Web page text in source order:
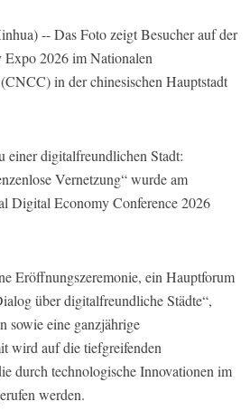
-- Das Foto zeigt Besucher auf der
2026 im Nationalen
in der chinesischen Hauptstadt
einer digitalfreundlichen Stadt:
Vernetzung“ wurde am
Digital Economy Conference 2026
Eröffnungszeremonie, ein Hauptforum
über digitalfreundliche Städte“,
sowie eine ganzjährige
wird auf die tiefgreifenden
durch technologische Innovationen im
werden.